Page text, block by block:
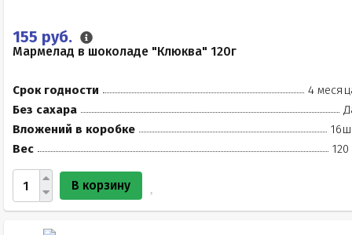
155 руб.
Мармелад в шоколаде "Клюква" 120г
Срок годности
4
Без сахара
Вложений в коробке
Вес
120
В корзину